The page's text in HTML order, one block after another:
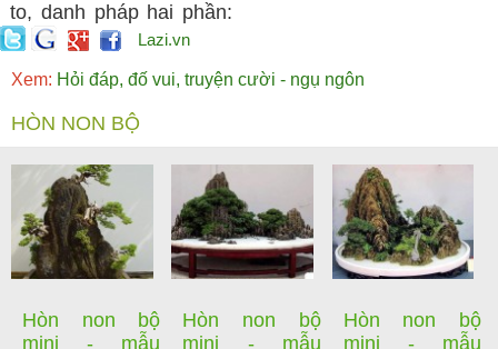
to, danh pháp hai phần:
...
Lazi.vn
Xem: Hỏi đáp, đố vui, truyện cười - ngụ ngôn
HÒN NON BỘ
Hòn non bộ
mini - mẫu
Hòn non bộ
mini - mẫu
Hòn non bộ
mini - mẫu